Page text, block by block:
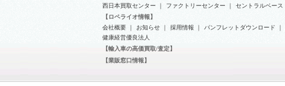
西日本買取センター ｜ ファクトリーセンター ｜ セントラルベース
【ロペライオ情報】
会社概要 ｜ お知らせ ｜ 採用情報 ｜ パンフレットダウンロード ｜
健康経営優良法人
【輸入車の高価買取/査定】
【業販窓口情報】